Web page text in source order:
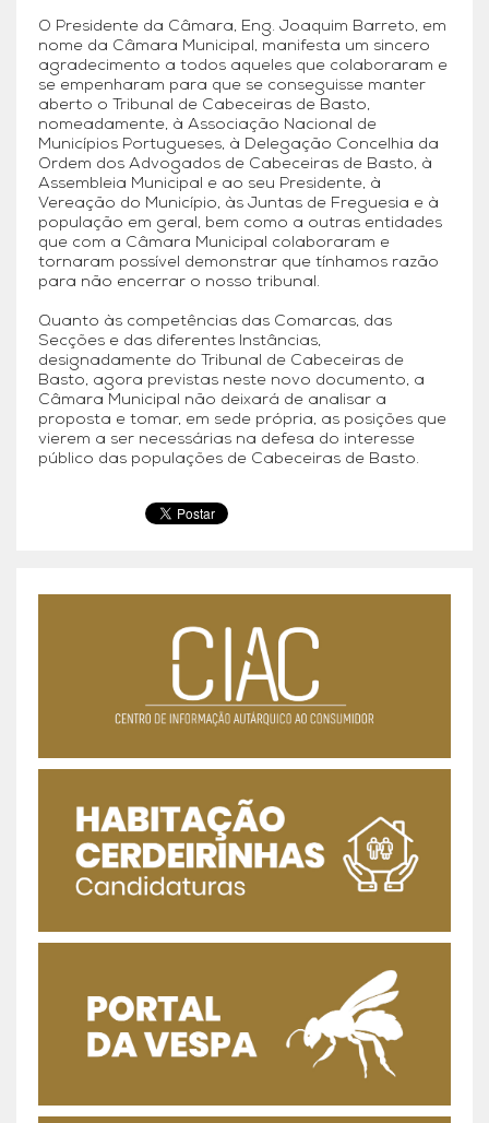
O Presidente da Câmara, Eng. Joaquim Barreto, em
nome da Câmara Municipal, manifesta um sincero
agradecimento a todos aqueles que colaboraram e
se empenharam para que se conseguisse manter
aberto o Tribunal de Cabeceiras de Basto,
nomeadamente, à Associação Nacional de
Municípios Portugueses, à Delegação Concelhia da
Ordem dos Advogados de Cabeceiras de Basto, à
Assembleia Municipal e ao seu Presidente, à
Vereação do Município, às Juntas de Freguesia e à
população em geral, bem como a outras entidades
que com a Câmara Municipal colaboraram e
tornaram possível demonstrar que tínhamos razão
para não encerrar o nosso tribunal.
Quanto às competências das Comarcas, das
Secções e das diferentes Instâncias,
designadamente do Tribunal de Cabeceiras de
Basto, agora previstas neste novo documento, a
Câmara Municipal não deixará de analisar a
proposta e tomar, em sede própria, as posições que
vierem a ser necessárias na defesa do interesse
público das populações de Cabeceiras de Basto.